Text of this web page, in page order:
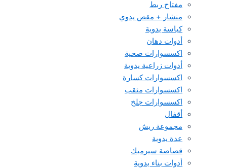
مفتاح ربط
منشار + مقص يدوي
كباسة يدوية
أدوات دهان
اكسسوارات صحية
أدوات زراعية يدوية
اكسسوارات كسارة
اكسسوارات مثقب
اكسسوارات جلخ
أقفال
مجموعة ريش
عدة يدوية
قصاصة سيرميك
أدوات بناء يدوية